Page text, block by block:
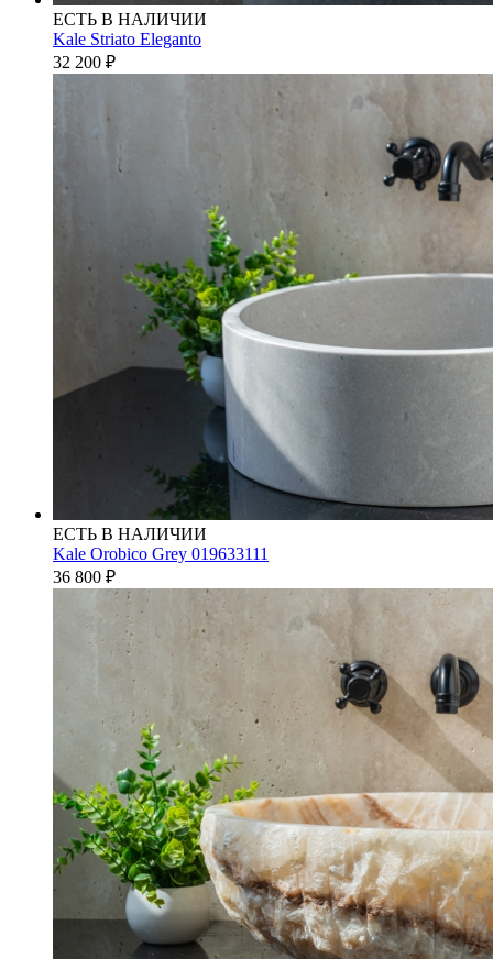
ЕСТЬ В НАЛИЧИИ
Kale Striato Eleganto
32 200 ₽
ЕСТЬ В НАЛИЧИИ
Kale Orobico Grey 019633111
36 800 ₽